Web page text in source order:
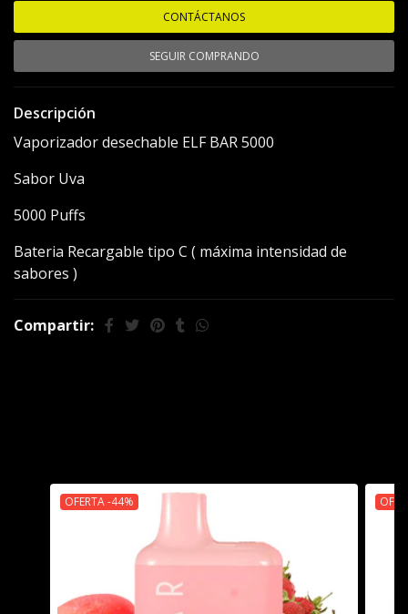
CONTÁCTANOS
SEGUIR COMPRANDO
Descripción
Vaporizador desechable ELF BAR 5000
Sabor Uva
5000 Puffs
Bateria Recargable tipo C ( máxima intensidad de
sabores )
Compartir:
OFERTA -44%